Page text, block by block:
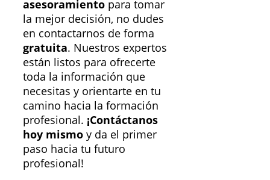
asesoramiento para tomar
la mejor decisión, no dudes
en contactarnos de forma
gratuita. Nuestros expertos
están listos para ofrecerte
toda la información que
necesitas y orientarte en tu
camino hacia la formación
profesional. ¡Contáctanos
hoy mismo y da el primer
paso hacia tu futuro
profesional!